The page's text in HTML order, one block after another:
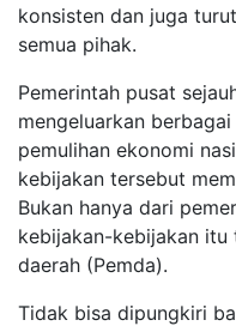
konsisten dan juga
semua pihak.
Pemerintah pusat
mengeluarkan
pemulihan ekonomi
kebijakan tersebut
Bukan hanya dari
kebijakan-kebijakan
daerah (Pemda).
Tidak bisa dipungkiri